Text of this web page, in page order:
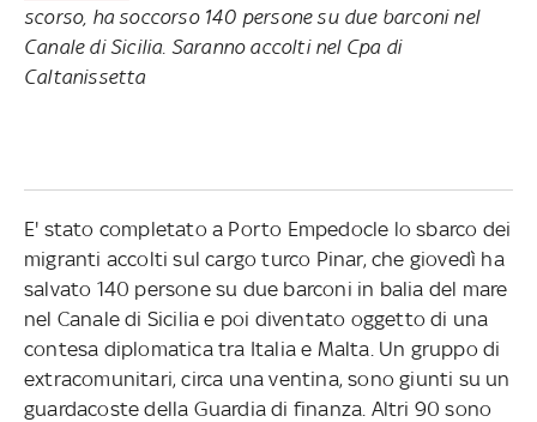
scorso, ha soccorso 140 persone su due barconi nel
Canale di Sicilia. Saranno accolti nel Cpa di
Caltanissetta
E' stato completato a Porto Empedocle lo sbarco dei
migranti accolti sul cargo turco Pinar, che giovedì ha
salvato 140 persone su due barconi in balia del mare
nel Canale di Sicilia e poi diventato oggetto di una
contesa diplomatica tra Italia e Malta. Un gruppo di
extracomunitari, circa una ventina, sono giunti su un
guardacoste della Guardia di finanza. Altri 90 sono